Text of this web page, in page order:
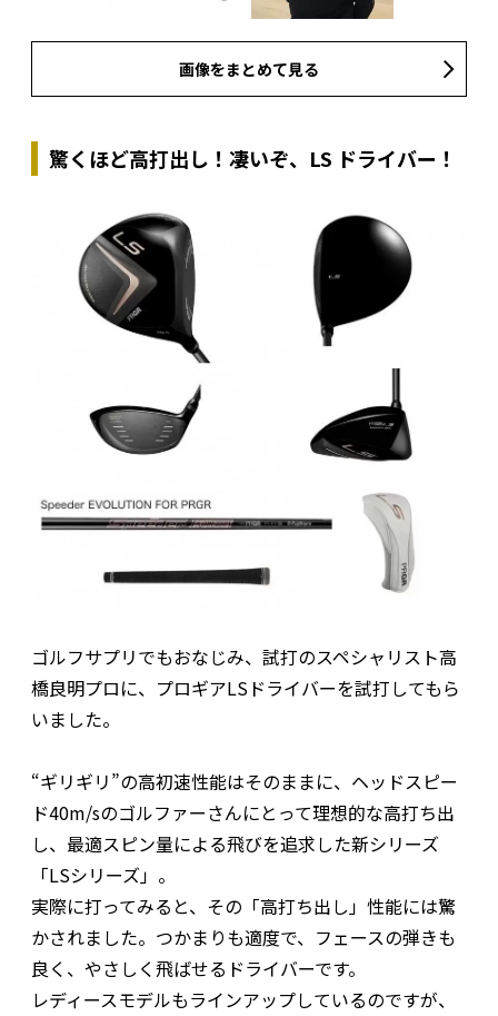
画像をまとめて見る
驚くほど高打出し！凄いぞ、LS ドライバー！
ゴルフサプリでもおなじみ、試打のスペシャリスト高
橋良明プロに、プロギアLSドライバーを試打してもら
いました。
“ギリギリ”の高初速性能はそのままに、ヘッドスピー
ド40m/sのゴルファーさんにとって理想的な高打ち出
し、最適スピン量による飛びを追求した新シリーズ
「LSシリーズ」。
実際に打ってみると、その「高打ち出し」性能には驚
かされました。つかまりも適度で、フェースの弾きも
良く、やさしく飛ばせるドライバーです。
レディースモデルもラインアップしているのですが、